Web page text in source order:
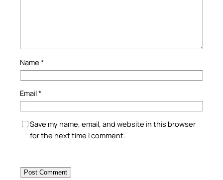
Name *
Email*
Save my name, email, and website in this browser
for the next time I comment.